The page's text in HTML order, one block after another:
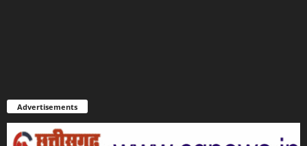
Advertisements